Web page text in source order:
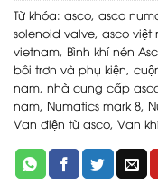
Từ khóa: asco, asco
solenoid valve, asco việt
vietnam, Bình khí nén
bôi trơn và phụ kiện,
nam, nhà cung cấp
nam, Numatics mark 8,
Van điện từ asco, Van